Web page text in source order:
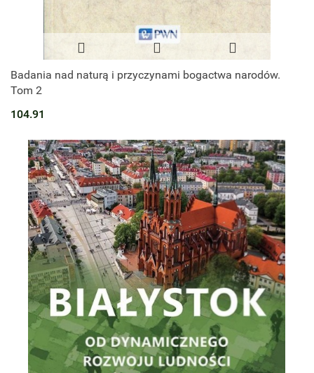
Badania nad naturą i przyczynami bogactwa narodów.
Tom 2
104.91